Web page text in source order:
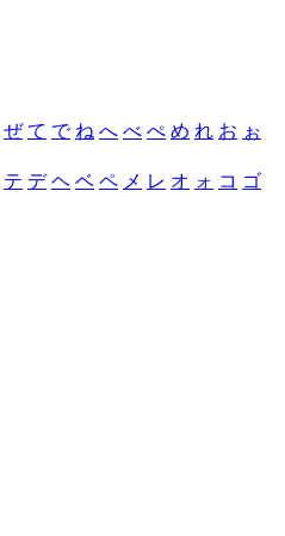
ぜ て で ね へ べ ぺ め れ お ぉ
テ デ ヘ ベ ペ メ レ オ ォ コ ゴ